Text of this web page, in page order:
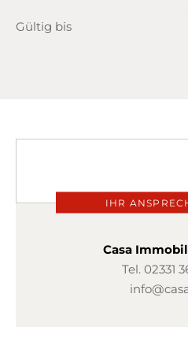
Gültig bis
IHR
Casa
Tel. 02331